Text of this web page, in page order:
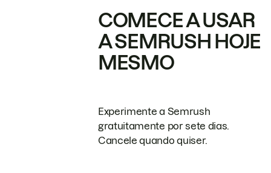
COMECE A USAR
A SEMRUSH HOJE
MESMO
Experimente a Semrush
gratuitamente por sete dias.
Cancele quando quiser.